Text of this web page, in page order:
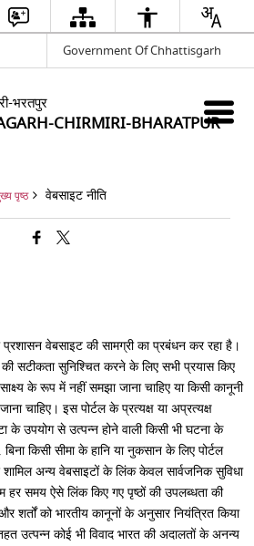
Government Of Chhattisgarh
भरतपुर
CHIRMIRI-BHARATPUR
पृष्ठ वेबसाइट नीति
प्रशासन वेबसाइट की सामग्री का प्रबंधन कर रहा है।
की सटीकता सुनिश्चित करने के लिए सभी प्रयास किए
के रूप में नहीं समझा जाना चाहिए या किसी कानूनी
चाहिए। इस पोर्टल के प्रत्यक्ष या अप्रत्यक्ष
के उपयोग से उत्पन्न होने वाली किसी भी घटना के
किसी सीमा के हानि या नुकसान के लिए पोर्टल
शामिल अन्य वेबसाइटों के लिंक केवल सार्वजनिक सुविधा
समय ऐसे लिंक किए गए पृष्ठों की उपलब्धता की
शर्तों को भारतीय कानूनों के अनुसार नियंत्रित किया
उत्पन्न कोई भी विवाद भारत की अदालतों के अनन्य